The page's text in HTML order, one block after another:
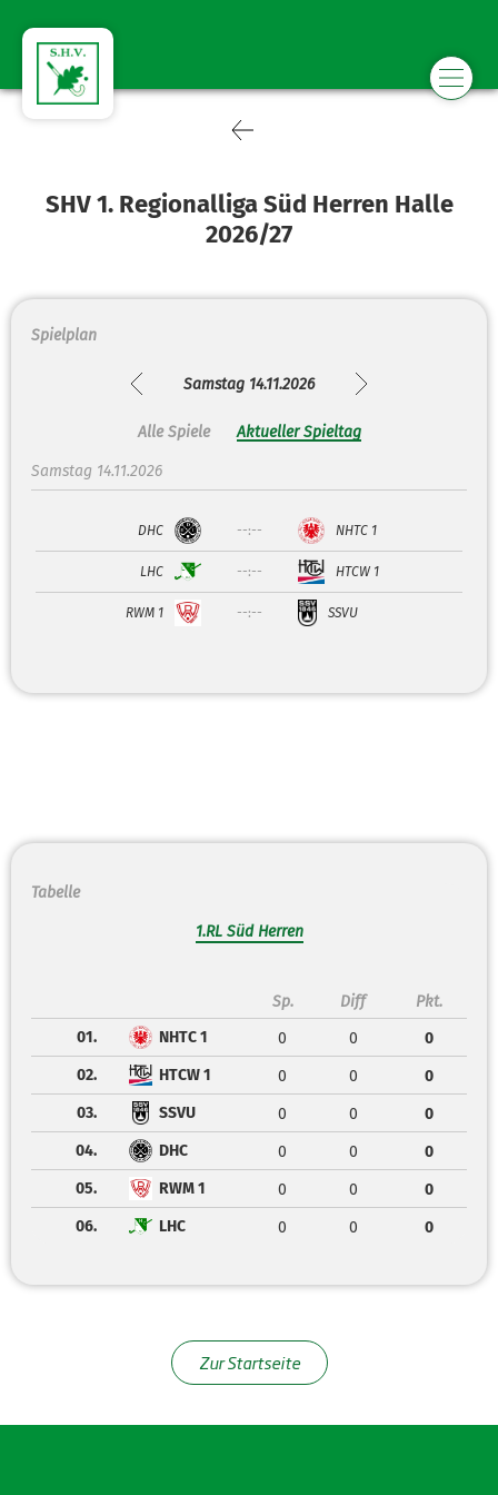
SHV 1. Regionalliga Süd Herren Halle
2026/27
Spielplan
Samstag 14.11.2026
Alle Spiele Aktueller Spieltag
Samstag 14.11.2026
DHC --:-- NHTC 1
LHC --:-- HTCW 1
RWM 1 --:-- SSVU
Tabelle
1.RL Süd Herren
Sp. Diff
Pkt.
01.
NHTC 1 0 0
0
02.
HTCW 1 0 0
0
03.
SSVU 0 0
0
04.
DHC 0 0
0
05.
RWM 1 0 0
0
06.
LHC 0 0 0
Zur Startseite